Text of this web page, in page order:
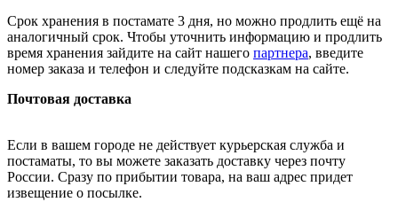
Срок хранения в постамате 3 дня, но можно продлить ещё на
аналогичный срок. Чтобы уточнить информацию и продлить
время хранения зайдите на сайт нашего партнера, введите
номер заказа и телефон и следуйте подсказкам на сайте.
Почтовая доставка
Если в вашем городе не действует курьерская служба и
постаматы, то вы можете заказать доставку через почту
России. Сразу по прибытии товара, на ваш адрес придет
извещение о посылке.